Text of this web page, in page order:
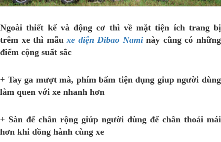
Ngoài thiết kế và động cơ thì về mặt tiện ích trang bị
trêm xe thì mẫuxe điện Dibao Naminày cũng có những
điểm cộng suất sắc
+ Tay ga mượt mà, phím bấm tiện dụng giup người dùng
làm quen với xe nhanh hơn
+ Sàn để chân rộng giúp người dùng để chân thoải mái
hơn khi đồng hành cùng xe